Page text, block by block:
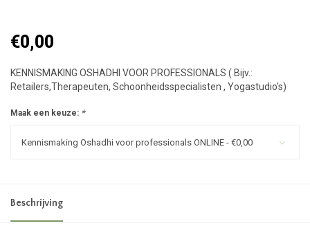
€0,00
KENNISMAKING OSHADHI VOOR PROFESSIONALS ( Bijv.:
Retailers,Therapeuten, Schoonheidsspecialisten , Yogastudio's)
Maak een keuze: *
Kennismaking Oshadhi voor professionals ONLINE - €0,00
Beschrijving